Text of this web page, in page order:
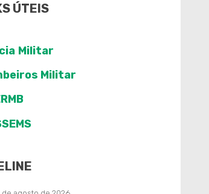
ÚTEIS
Militar
Militar